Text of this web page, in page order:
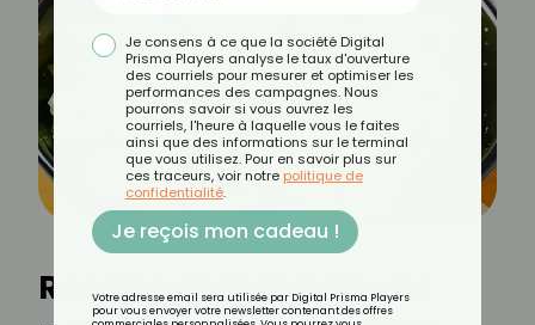
Recette de la fondue de
Je consens à ce que la société Digital
Prisma Players analyse le taux d'ouverture
des courriels pour mesurer et optimiser les
performances des campagnes. Nous
pourrons savoir si vous ouvrez les
courriels, l'heure à laquelle vous le faites
ainsi que des informations sur le terminal
que vous utilisez. Pour en savoir plus sur
ces traceurs, voir notre politique de
confidentialité.
Je reçois mon cadeau !
Votre adresse email sera utilisée par Digital Prisma Players
pour vous envoyer votre newsletter contenant des offres